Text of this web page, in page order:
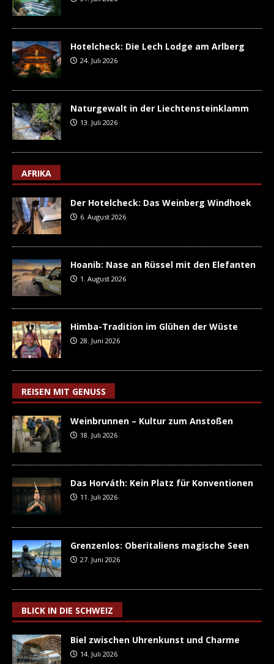
Hotelcheck: Die Lech Lodge am Arlberg
24. Juli 2026
Naturgewalt in der Liechtensteinklamm
13. Juli 2026
AFRIKA
Der Hotelcheck: Das Weinberg Windhoek
6. August 2026
Hoanib: Nase an Rüssel mit den Elefanten
1. August 2026
Himba-Tradition im Glühen der Wüste
28. Juni 2026
REISEN MIT GENUSS
Weinbrunnen – Kultur zum Anstoßen
18. Juli 2026
Das Horváth: Kein Platz für Konventionen
11. Juli 2026
Grenzenlos: Oberitaliens magische Seen
27. Juni 2026
BLICK IN DIE SCHWEIZ
Biel zwischen Uhrenkunst und Charme
14. Juli 2026